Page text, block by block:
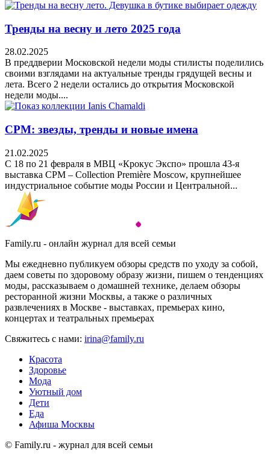
Тренды на весну и лето 2025 года
28.02.2025
В преддверии Московской недели моды стилисты поделились
своими взглядами на актуальные тренды грядущей весны и
лета. Всего 2 недели остались до открытия Московской
недели моды....
CPM: звезды, тренды и новые имена
21.02.2025
С 18 по 21 февраля в МВЦ «Крокус Экспо» прошла 43-я
выставка CPM – Collection Première Moscow, крупнейшее
индустриальное событие моды России и Центральной...
Family.ru - онлайн журнал для всей семьи
Мы ежедневно публикуем обзоры средств по уходу за собой,
даем советы по здоровому образу жизни, пишем о тенденциях
моды, рассказываем о домашней технике, делаем обзоры
ресторанной жизни Москвы, а также о различных
развлечениях в Москве - выставках, премьерах кино,
концертах и театральных премьерах
Свяжитесь с нами: irina@family.ru
Красота
Здоровье
Мода
Уютный дом
Дети
Еда
Афиша Москвы
© Family.ru - журнал для всей семьи